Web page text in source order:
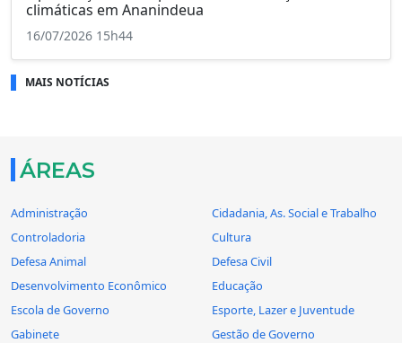
climáticas em Ananindeua
16/07/2026 15h44
MAIS NOTÍCIAS
ÁREAS
Administração
Cidadania, As. Social e Trabalho
Controladoria
Cultura
Defesa Animal
Defesa Civil
Desenvolvimento Econômico
Educação
Escola de Governo
Esporte, Lazer e Juventude
Gabinete
Gestão de Governo